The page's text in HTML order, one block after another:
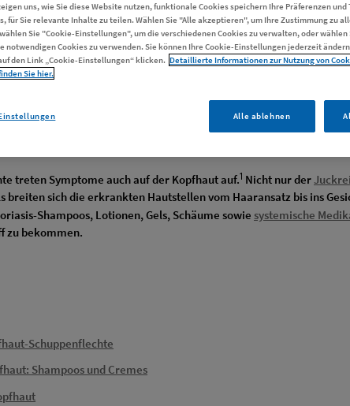
treten Symptome auch auf der Kopfhaut auf.1 Nicht nur der
sich die erkrankten Hautstellen vom Haaransatz bis ins
Shampoos, Lotionen, Gels, Schäume sowie systemische
zu bekommen.
Schuppenflechte
Shampoos und Cremes
uns, wie Sie diese Website nutzen, funktionale Cookies speichern Ihre Präferenzen
für Sie relevante Inhalte zu teilen. Wählen Sie "Alle akzeptieren", um Ihre Zustimmung zu
Sie "Cookie-Einstellungen", um die verschiedenen Cookies zu verwalten, oder wählen
notwendigen Cookies zu verwenden. Sie können Ihre Cookie-Einstellungen jederzeit
den Link „Cookie-Einstellungen“ klicken. Detaillierte Informationen zur Nutzung von
Sie hier.
Alle ablehnen